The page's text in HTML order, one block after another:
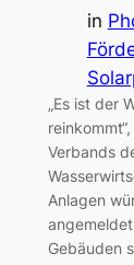
in
„Es ist der
Verbands
Anlagen
Gebäuden